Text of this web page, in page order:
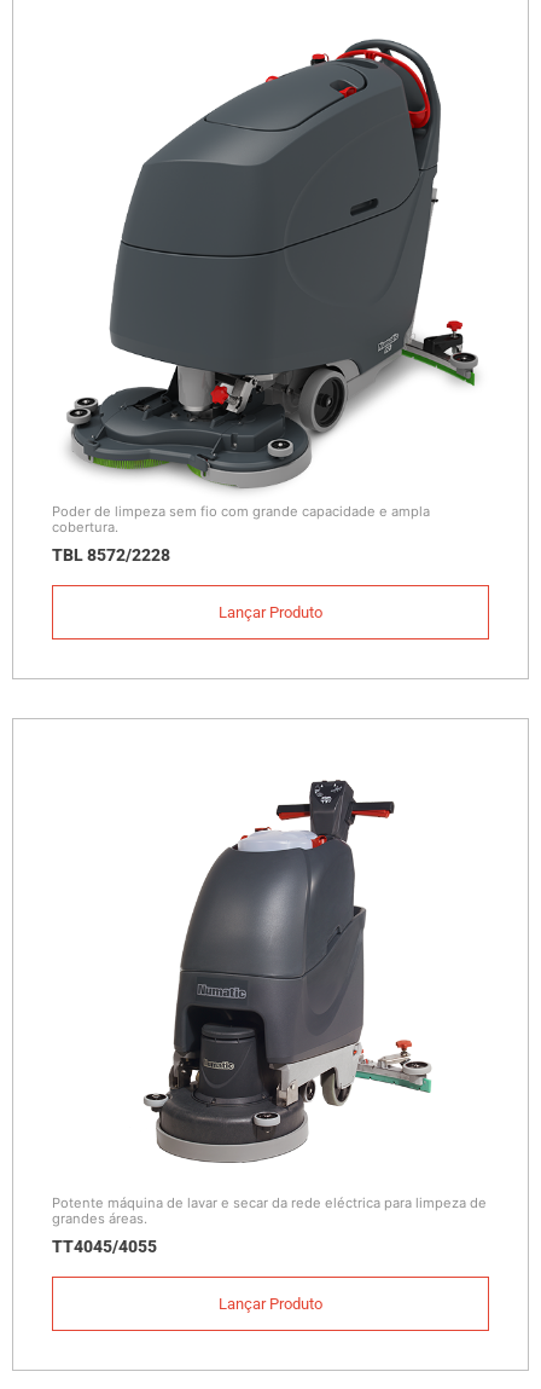
Poder de limpeza sem fio com grande capacidade e ampla
cobertura.
TBL 8572/2228
Lançar Produto
Potente máquina de lavar e secar da rede eléctrica para limpeza de
grandes áreas.
TT4045/4055
Lançar Produto